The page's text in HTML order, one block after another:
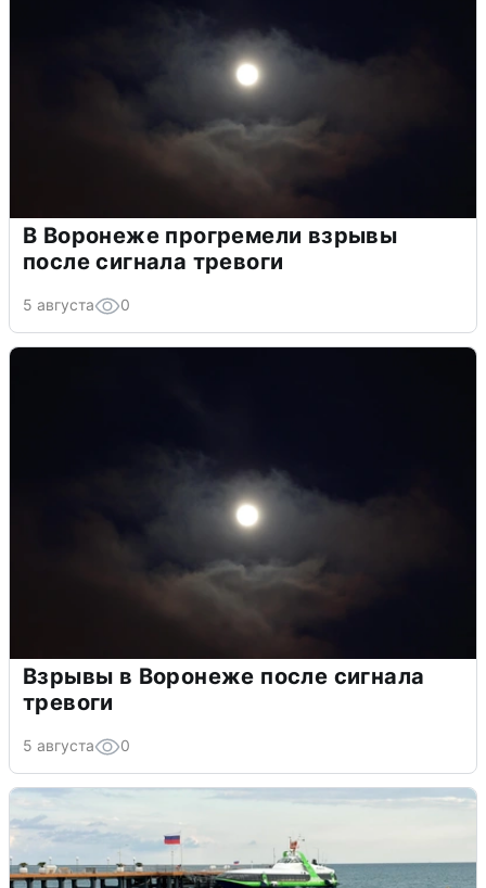
В Воронеже прогремели взрывы
после сигнала тревоги
5 августа 0
Взрывы в Воронеже после сигнала
тревоги
5 августа 0